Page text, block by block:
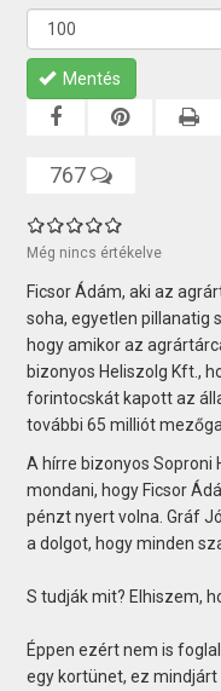
Mentés
767
Még nincs értékelve
Ficsor Ádám, aki az
soha, egyetlen pillanatig
hogy amikor az
bizonyos Heliszolg Kft.,
forintocskát kapott az
további 65 milliót
A hírre bizonyos
mondani, hogy Ficsor
pénzt nyert volna. Gráf
a dolgot, hogy minden
S tudják mit? Elhiszem,
Éppen ezért nem is
egy kortünet, ez mindjárt